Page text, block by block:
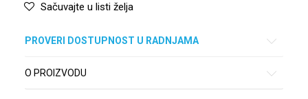
Sačuvajte u listi želja
PROVERI DOSTUPNOST U RADNJAMA
O PROIZVODU